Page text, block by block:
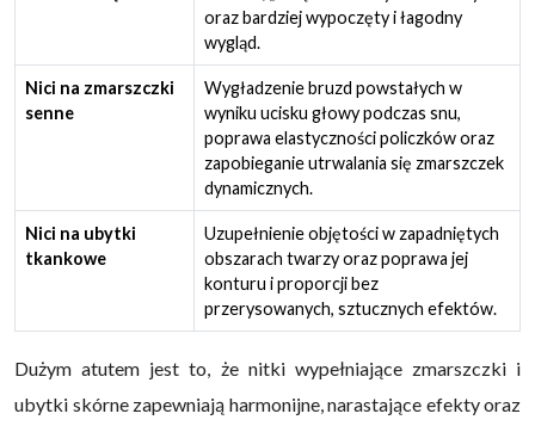
oraz bardziej wypoczęty i łagodny
wygląd.
Nici na zmarszczki
senne
Wygładzenie bruzd powstałych w
wyniku ucisku głowy podczas snu,
poprawa elastyczności policzków oraz
zapobieganie utrwalania się zmarszczek
dynamicznych.
Nici na ubytki
tkankowe
Uzupełnienie objętości w zapadniętych
obszarach twarzy oraz poprawa jej
konturu i proporcji bez
przerysowanych, sztucznych efektów.
Dużym atutem jest to, że nitki wypełniające zmarszczki i
ubytki skórne zapewniają harmonijne, narastające efekty oraz